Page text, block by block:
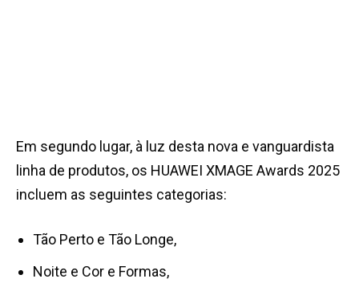
Em segundo lugar, à luz desta nova e vanguardista
linha de produtos, os HUAWEI XMAGE Awards 2025
incluem as seguintes categorias:
Tão Perto e Tão Longe,
Noite e Cor e Formas,